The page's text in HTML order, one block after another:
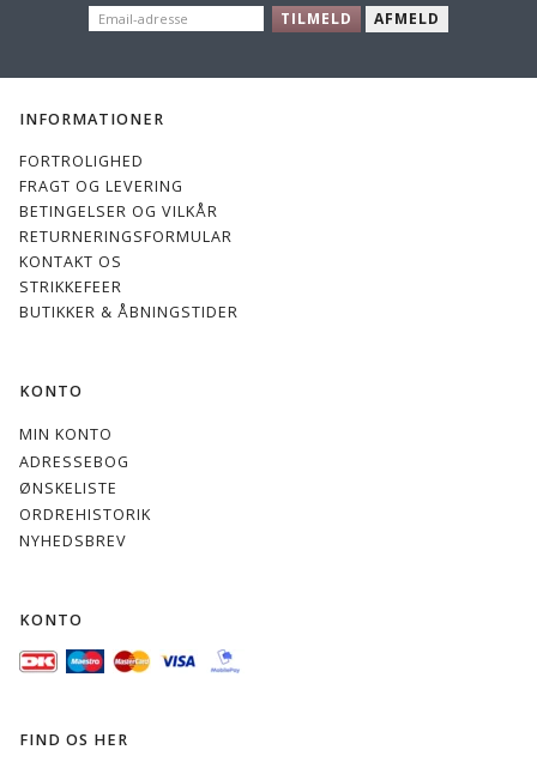
EMAIL-
ADRESSE
TILMELD AFMELD
INFORMATIONER
FORTROLIGHED
FRAGT OG LEVERING
BETINGELSER OG VILKÅR
RETURNERINGSFORMULAR
KONTAKT OS
STRIKKEFEER
BUTIKKER & ÅBNINGSTIDER
KONTO
MIN KONTO
ADRESSEBOG
ØNSKELISTE
ORDREHISTORIK
NYHEDSBREV
KONTO
FIND OS HER